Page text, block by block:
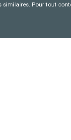
Pour tout